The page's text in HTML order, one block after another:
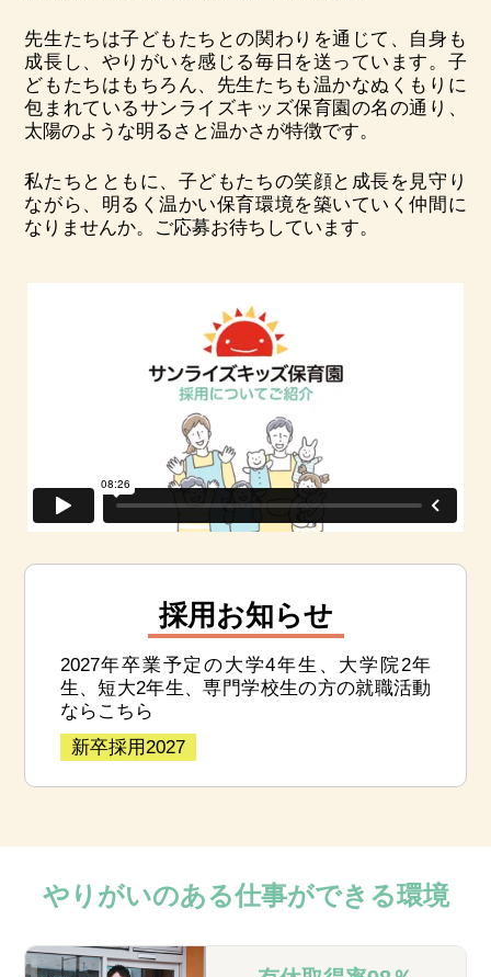
先生たちは子どもたちとの関わりを通じて、自身も
成長し、やりがいを感じる毎日を送っています。子
どもたちはもちろん、先生たちも温かなぬくもりに
包まれているサンライズキッズ保育園の名の通り、
太陽のような明るさと温かさが特徴です。
私たちとともに、子どもたちの笑顔と成長を見守り
ながら、明るく温かい保育環境を築いていく仲間に
なりませんか。ご応募お待ちしています。
採用お知らせ
2027年卒業予定の大学4年生、大学院2年
生、短大2年生、専門学校生の方の就職活動
ならこちら
新卒採用2027
やりがいのある仕事ができる環境